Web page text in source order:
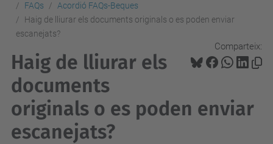
FAQs
Acordió FAQs-Beques
Haig de lliurar els documents originals o es poden enviar
escanejats?
Comparteix:
Haig de lliurar els
documents
originals o es poden enviar
escanejats?